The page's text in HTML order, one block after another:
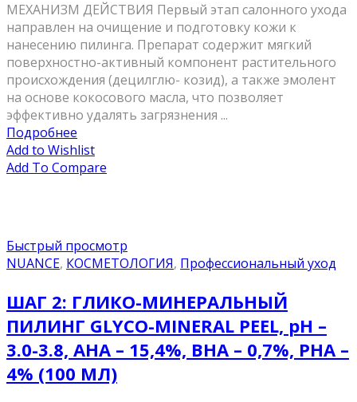
МЕХАНИЗМ ДЕЙСТВИЯ Первый этап салонного ухода
направлен на очищение и подготовку кожи к
нанесению пилинга. Препарат содержит мягкий
поверхностно-активный компонент растительного
происхождения (децилглю- козид), а также эмолент
на основе кокосового масла, что позволяет
эффективно удалять загрязнения ...
Подробнее
Add to Wishlist
Add To Compare
Быстрый просмотр
NUANCE, КОСМЕТОЛОГИЯ, Профессиональный уход
ШАГ 2: ГЛИКО-МИНЕРАЛЬНЫЙ
ПИЛИНГ GLYCO-MINERAL PEEL, pH –
3.0-3.8, AHA – 15,4%, BHA – 0,7%, PHA –
4% (100 МЛ)